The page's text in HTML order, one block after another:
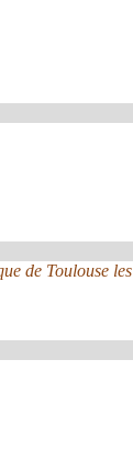
de Toulouse les